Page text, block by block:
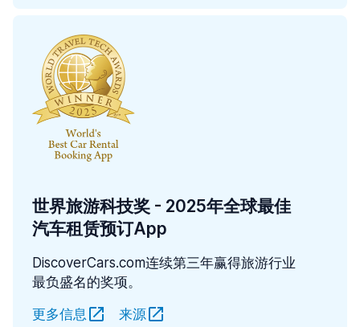
世界旅游科技奖 - 2025年全球最佳
汽车租赁预订App
DiscoverCars.com连续第三年赢得旅游行业
最负盛名的奖项。
更多信息
来源